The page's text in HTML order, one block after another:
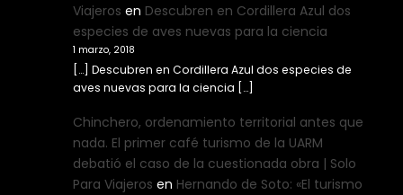
Viajeros en Descubren en Cordillera Azul dos
especies de aves nuevas para la ciencia
1 marzo, 2018
[…] Descubren en Cordillera Azul dos especies de
aves nuevas para la ciencia […]
Chinchero, ordenamiento territorial antes que
nada. El primer café turismo de la UARM
debatió el caso de la cuestionada obra | Solo
Para Viajeros en Hernando de Soto: «El turismo